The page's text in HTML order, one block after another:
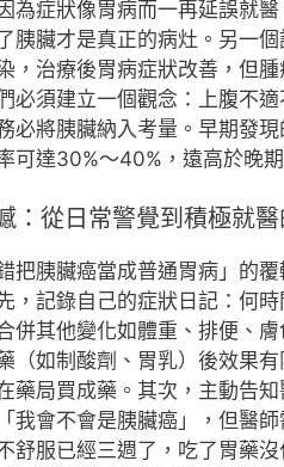
為症狀像胃病而一再延誤就
胰臟才是真正的病灶。另一
，治療後胃病症狀改善，但
必須建立一個觀念：上腹不
必將胰臟納入考量。早期發
可達30%～40%，遠高於晚
：從日常警覺到積極就
把胰臟癌當成普通胃病」的
，記錄自己的症狀日記：何
併其他變化如體重、排便、
（如制酸劑、胃乳）後效果
藥局買成藥。其次，主動告
我會不會是胰臟癌」，但醫
舒服已經三週了，吃了胃藥